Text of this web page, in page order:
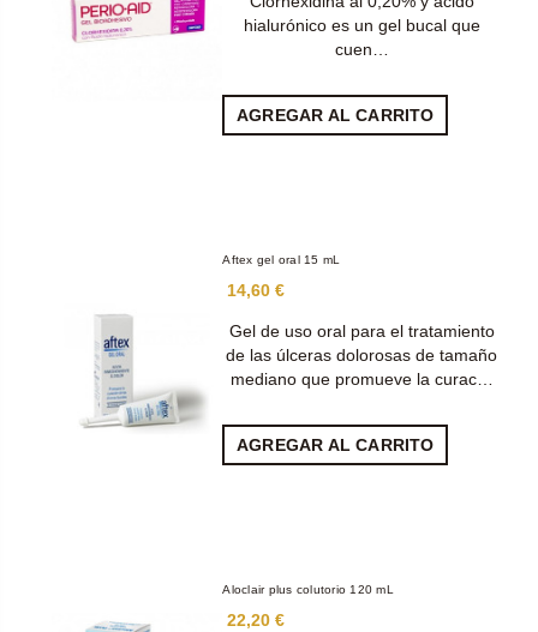
hialurónico es un gel bucal que
cuen…
AGREGAR AL CARRITO
Aftex gel oral 15 mL
14,60 €
Gel de uso oral para el tratamiento
de las úlceras dolorosas de tamaño
mediano que promueve la curac…
AGREGAR AL CARRITO
Aloclair plus colutorio 120 mL
22,20 €